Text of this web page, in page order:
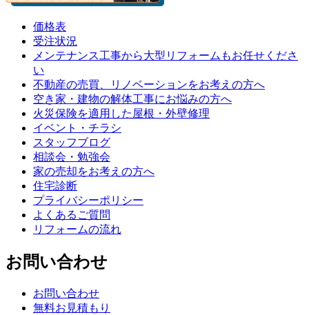
価格表
受注状況
メンテナンス工事から大型リフォームもお任せくださ
い
不動産の売買、リノベーションをお考えの方へ
空き家・建物の解体工事にお悩みの方へ
火災保険を適用した屋根・外壁修理
イベント・チラシ
スタッフブログ
相談会・勉強会
家の売却をお考えの方へ
住宅診断
プライバシーポリシー
よくあるご質問
リフォームの流れ
お問い合わせ
お問い合わせ
無料お見積もり